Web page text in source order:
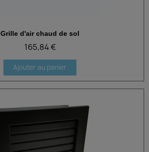
Aperçu rapide
Grille d'air chaud de sol
165,84 €
Ajouter au panier